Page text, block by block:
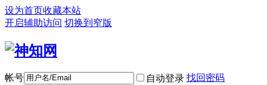
设为首页收藏本站
开启辅助访问 切换到窄版
帐号 自动登录 找回密码